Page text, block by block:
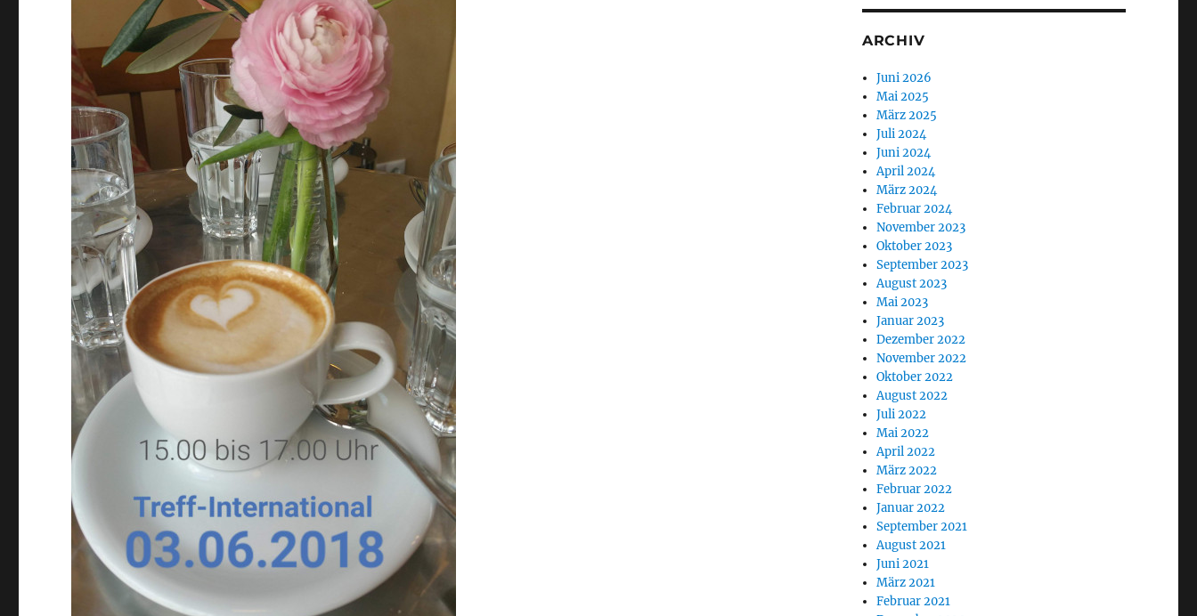
ARCHIV
Juni 2026
Mai 2025
März 2025
Juli 2024
Juni 2024
April 2024
März 2024
Februar 2024
November 2023
Oktober 2023
September 2023
August 2023
Mai 2023
Januar 2023
Dezember 2022
November 2022
Oktober 2022
August 2022
Juli 2022
Mai 2022
April 2022
März 2022
Februar 2022
Januar 2022
September 2021
August 2021
Juni 2021
März 2021
Februar 2021